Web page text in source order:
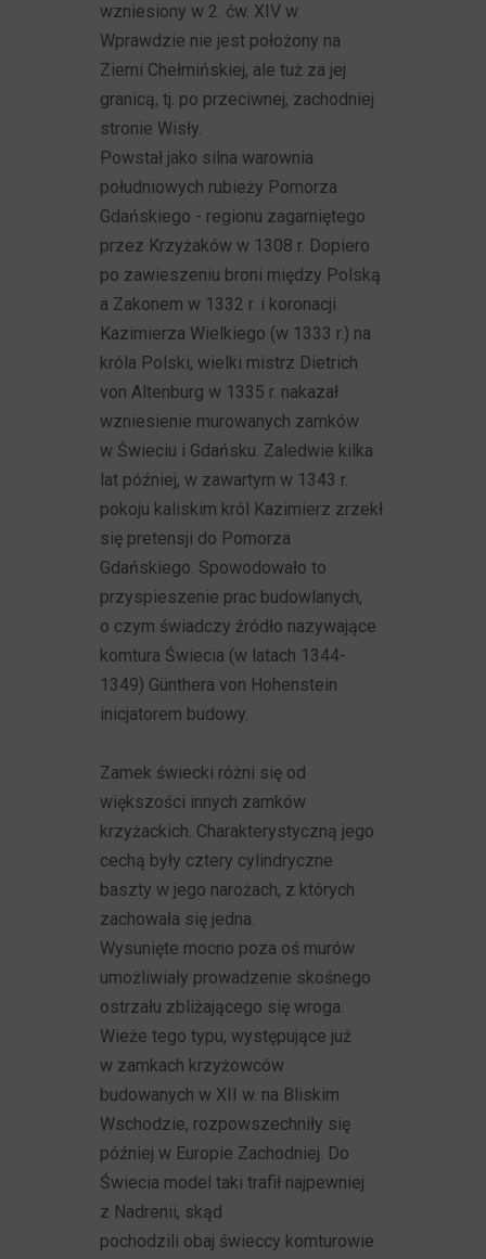
wzniesiony w 2. ćw. XIV w.
Wprawdzie nie jest położony na
Ziemi Chełmińskiej, ale tuż za jej
granicą, tj. po przeciwnej, zachodniej
stronie Wisły.
Powstał jako silna warownia
południowych rubieży Pomorza
Gdańskiego - regionu zagarniętego
przez Krzyżaków w 1308 r. Dopiero
po zawieszeniu broni między Polską
a Zakonem w 1332 r. i koronacji
Kazimierza Wielkiego (w 1333 r.) na
króla Polski, wielki mistrz Dietrich
von Altenburg w 1335 r. nakazał
wzniesienie murowanych zamków
w Świeciu i Gdańsku. Zaledwie kilka
lat później, w zawartym w 1343 r.
pokoju kaliskim król Kazimierz zrzekł
się pretensji do Pomorza
Gdańskiego. Spowodowało to
przyspieszenie prac budowlanych,
o czym świadczy źródło nazywające
komtura Świecia (w latach 1344-
1349) Günthera von Hohenstein
inicjatorem budowy.
Zamek świecki różni się od
większości innych zamków
krzyżackich. Charakterystyczną jego
cechą były cztery cylindryczne
baszty w jego narożach, z których
zachowała się jedna.
Wysunięte mocno poza oś murów
umożliwiały prowadzenie skośnego
ostrzału zbliżającego się wroga.
Wieże tego typu, występujące już
w zamkach krzyżowców
budowanych w XII w. na Bliskim
Wschodzie, rozpowszechniły się
później w Europie Zachodniej. Do
Świecia model taki trafił najpewniej
z Nadrenii, skąd
pochodzili obaj świeccy komturowie